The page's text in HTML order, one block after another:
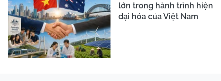
lớn trong hành trình hiện
đại hóa của Việt Nam